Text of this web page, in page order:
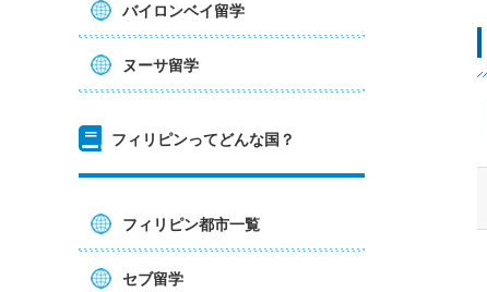
バイロンベイ留学
ヌーサ留学
フィリピンってどんな国？
フィリピン都市一覧
セブ留学